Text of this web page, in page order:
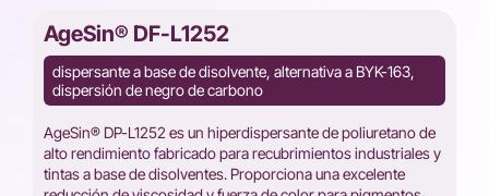
AgeSin® DF-L1252
dispersante a base de disolvente, alternativa a BYK-163,
dispersión de negro de carbono
AgeSin® DP-L1252 es un hiperdispersante de poliuretano de
alto rendimiento fabricado para recubrimientos industriales y
tintas a base de disolventes. Proporciona una excelente